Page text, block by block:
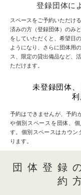
登録団体に
スペースをご予約いただけ
済みの方（登録団体）のみ
をしていただくと、希望日
ようになり、さらに団体用
ス、限定の貸出備品など、
ただけます。
未登録団体
利
予約はできませんが、予約
や個別スペースを団体、
す。個別スペースはカウン
ります。
団体登録
約